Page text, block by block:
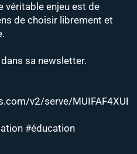
véritable enjeu est de
de choisir librement et
sa newsletter.
v2/serve/
#éducation